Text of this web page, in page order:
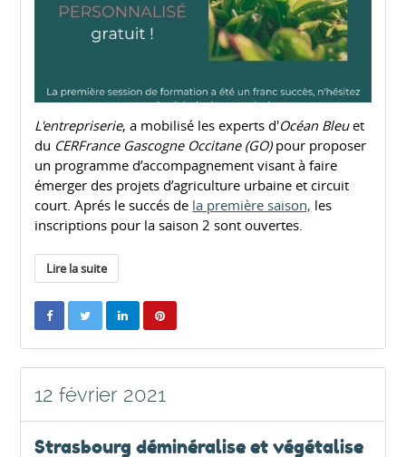
L'entrepriserie, a mobilisé les experts d'Océan Bleuet
du CERFrance Gascogne Occitane (GO)pour proposer
un programme d’accompagnement visant à faire
émerger des projets d’agriculture urbaine et circuit
court. Aprés le succés de la première saison, les
inscriptions pour la saison 2 sont ouvertes.
Lire la suite
12 février 2021
Strasbourg déminéralise et végétalise